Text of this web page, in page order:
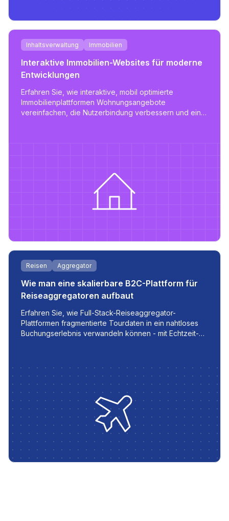
Inhaltsverwaltung Immobilien
Interaktive Immobilien-Websites für moderne
Entwicklungen
Erfahren Sie, wie interaktive, mobil optimierte
Immobilienplattformen Wohnungsangebote
vereinfachen, die Nutzerbindung verbessern und ein
Reisen Aggregator
Wie man eine skalierbare B2C-Plattform für
Reiseaggregatoren aufbaut
Erfahren Sie, wie Full-Stack-Reiseaggregator-
Plattformen fragmentierte Tourdaten in ein nahtloses
Buchungserlebnis verwandeln können - mit Echtzeit-